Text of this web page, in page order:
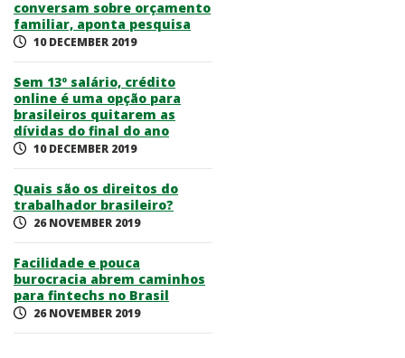
conversam sobre orçamento
familiar, aponta pesquisa
10 DECEMBER 2019
Sem 13º salário, crédito
online é uma opção para
brasileiros quitarem as
dívidas do final do ano
10 DECEMBER 2019
Quais são os direitos do
trabalhador brasileiro?
26 NOVEMBER 2019
Facilidade e pouca
burocracia abrem caminhos
para fintechs no Brasil
26 NOVEMBER 2019